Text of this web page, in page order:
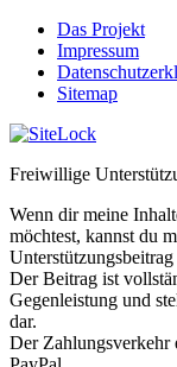
Das Projekt
Impressum
Sitemap
Freiwillige
Wenn dir meine
möchtest, kannst du
Unterstützungsbeitrag
Der Beitrag ist
Gegenleistung und
dar.
Der Zahlungsverkehr